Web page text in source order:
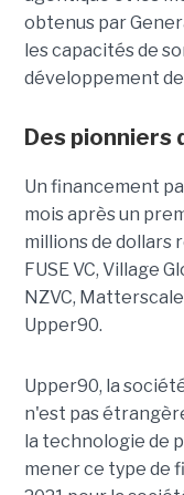
obtenus par
les capacités de
développement
Des pionniers
Un financement
mois après un
millions de dollars
FUSE VC, Village
NZVC,
Upper90.
Upper90, la
n'est pas
la technologie de
mener ce type de